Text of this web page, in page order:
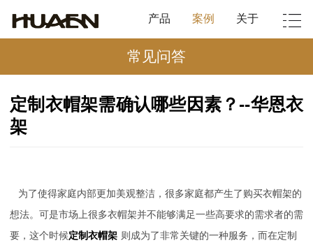
产品 案例 关于
常见问答
定制衣帽架需确认哪些因素？--华恩衣
架
为了使得家庭内部更加美观整洁，很多家庭都产生了购买衣帽架的
想法。可是市场上很多衣帽架并不能够满足一些高要求的需求者的需
要，这个时候定制衣帽架 则成为了非常关键的一种服务，而在定制